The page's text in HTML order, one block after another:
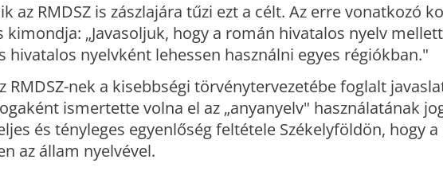
az RMDSZ is zászlajára tűzi ezt a célt. Az erre vonatkozó
„Javasoljuk, hogy a román hivatalos nyelv
hivatalos nyelvként lehessen használni egyes régiókban."
RMDSZ-nek a kisebbségi törvénytervezetébe foglalt
ismertette volna el az „anyanyelv" használatának
és tényleges egyenlőség feltétele Székelyföldön, hogy
az állam nyelvével.